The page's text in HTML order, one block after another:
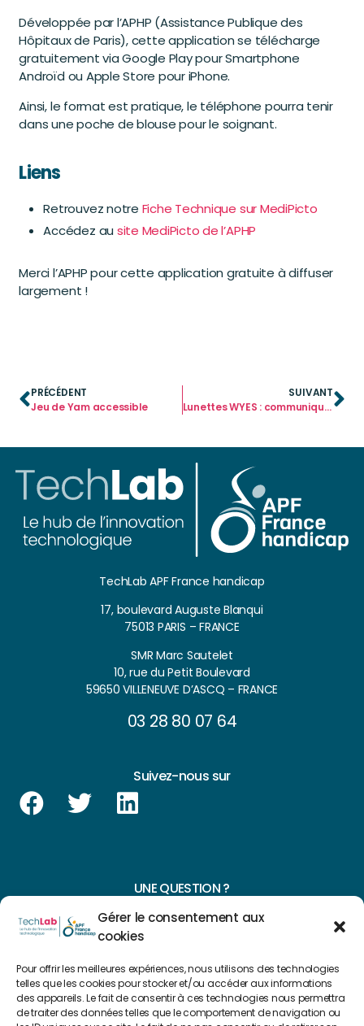
Gérer le consentement aux
cookies
Pour offrir les meilleures expériences, nous utilisons des technologies
telles que les cookies pour stocker et/ou accéder aux informations
des appareils. Le fait de consentir à ces technologies nous permettra
de traiter des données telles que le comportement de navigation ou
Développée par l’APHP (Assistance Publique des
Hôpitaux de Paris), cette application se télécharge
gratuitement via Google Play pour Smartphone
Androïd ou Apple Store pour iPhone.
Ainsi, le format est pratique, le téléphone pourra tenir
dans une poche de blouse pour le soignant.
Liens
Retrouvez notre Fiche Technique sur MediPicto
Accédez au site MediPicto de l’APHP
Merci l’APHP pour cette application gratuite à diffuser
largement !
PRÉCÉDENT
Jeu de Yam accessible
SUIVANT
Lunettes WYES : communiquer avec les yeux
TechLab APF France handicap
17, boulevard Auguste Blanqui
75013 PARIS – FRANCE
SMR Marc Sautelet
10, rue du Petit Boulevard
59650 VILLENEUVE D’ASCQ – FRANCE
03 28 80 07 64
Suivez-nous sur
UNE QUESTION ?
CONTACTEZ-NOUS
NAVIGUER SUR NOTRE SITE
Plan du site